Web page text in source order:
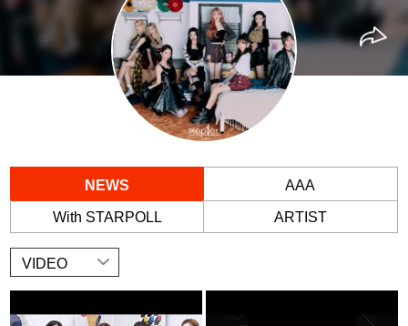
NEWS AAA
With STARPOLL ARTIST
VIDEO